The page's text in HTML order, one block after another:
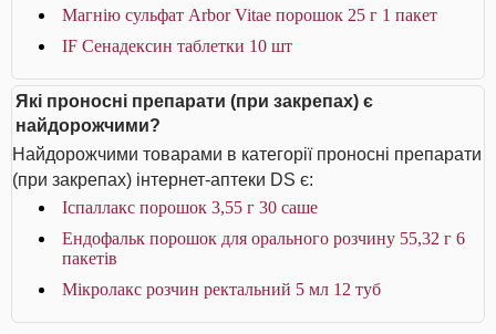
Магнію сульфат Arbor Vitae порошок 25 г 1 пакет
IF Сенадексин таблетки 10 шт
Які проносні препарати (при закрепах) є
найдорожчими?
Найдорожчими товарами в категорії проносні препарати
(при закрепах) інтернет-аптеки DS є:
Іспаллакс порошок 3,55 г 30 саше
Ендофальк порошок для орального розчину 55,32 г 6
пакетів
Мікролакс розчин ректальний 5 мл 12 туб